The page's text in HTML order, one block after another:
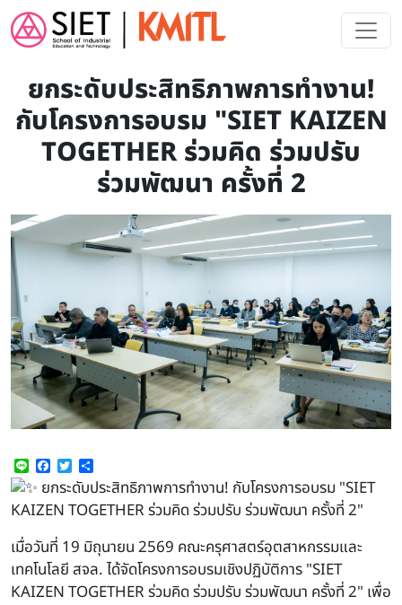
Skip to main content
ยกระดับประสิทธิภาพการทำงาน!
กับโครงการอบรม "SIET KAIZEN
TOGETHER ร่วมคิด ร่วมปรับ
ร่วมพัฒนา ครั้งที่ 2
Line Facebook
Twitter
ยกระดับประสิทธิภาพการทำงาน! กับโครงการอบรม "SIET
KAIZEN TOGETHER ร่วมคิด ร่วมปรับ ร่วมพัฒนา ครั้งที่ 2"
เมื่อวันที่ 19 มิถุนายน 2569 คณะครุศาสตร์อุตสาหกรรมและ
เทคโนโลยี สจล. ได้จัดโครงการอบรมเชิงปฏิบัติการ "SIET
KAIZEN TOGETHER ร่วมคิด ร่วมปรับ ร่วมพัฒนา ครั้งที่ 2" เพื่อ